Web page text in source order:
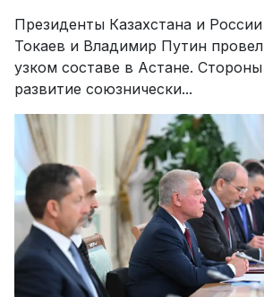
Президенты Казахстана и
Токаев и Владимир Путин
узком составе в Астане.
развитие союзнически...